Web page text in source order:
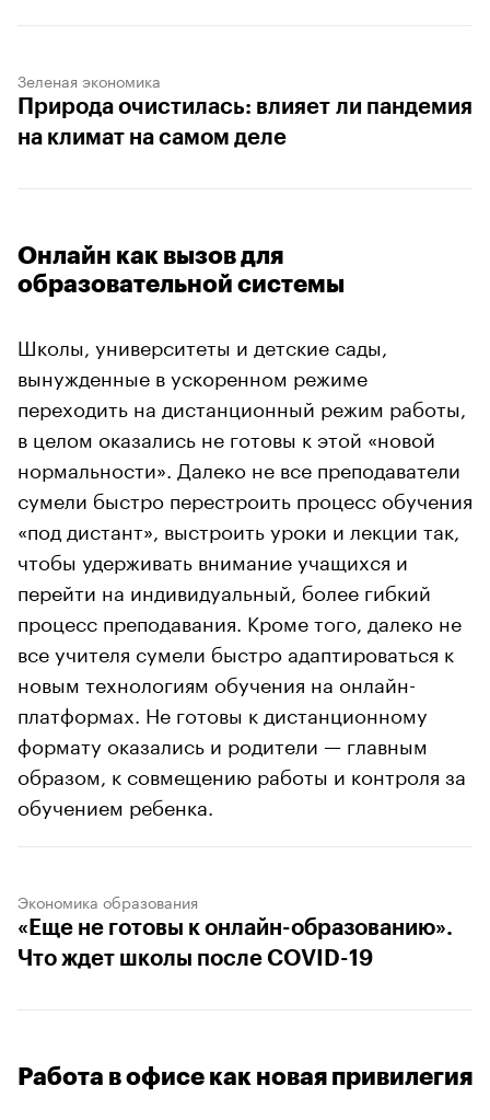
Зеленая экономика
Природа очистилась: влияет ли пандемия
на климат на самом деле
Онлайн как вызов для
образовательной системы
Школы, университеты и детские сады,
вынужденные в ускоренном режиме
переходить на дистанционный режим работы,
в целом оказались не готовы к этой «новой
нормальности». Далеко не все преподаватели
сумели быстро перестроить процесс обучения
«под дистант», выстроить уроки и лекции так,
чтобы удерживать внимание учащихся и
перейти на индивидуальный, более гибкий
процесс преподавания. Кроме того, далеко не
все учителя сумели быстро адаптироваться к
новым технологиям обучения на онлайн-
платформах. Не готовы к дистанционному
формату оказались и родители — главным
образом, к совмещению работы и контроля за
обучением ребенка.
Экономика образования
«Еще не готовы к онлайн-образованию».
Что ждет школы после COVID-19
Работа в офисе как новая привилегия